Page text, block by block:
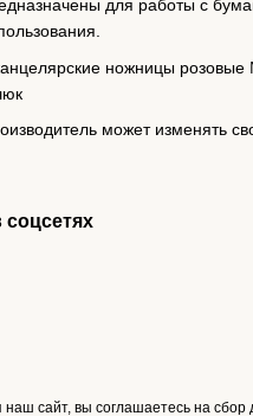
для работы с
ножницы
может изменять
соцсетях
сайт, вы соглашаетесь на сбор